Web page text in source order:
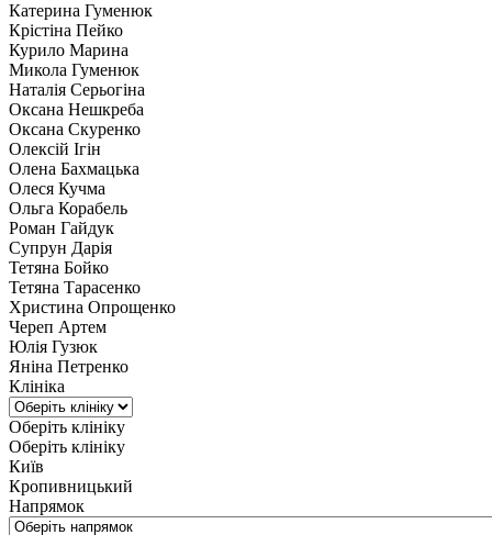
Катерина Гуменюк
Крістіна Пейко
Курило Марина
Микола Гуменюк
Наталія Серьогіна
Оксана Нешкреба
Оксана Скуренко
Олексій Ігін
Олена Бахмацька
Олеся Кучма
Ольга Корабель
Роман Гайдук
Супрун Дарія
Тетяна Бойко
Тетяна Тарасенко
Христина Опрощенко
Череп Артем
Юлія Гузюк
Яніна Петренко
Клініка
Оберіть клініку
Оберіть клініку
Київ
Кропивницький
Напрямок